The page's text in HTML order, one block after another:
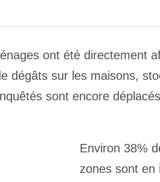
ont été directement
dégâts sur les maisons,
sont encore
Environ 38%
zones sont en